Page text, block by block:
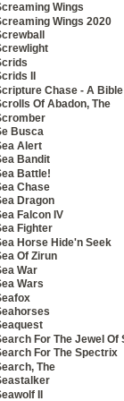
Wings
Wings 2020
II
Chase - A Bible
Of Abadon, The
Busca
Alert
Bandit
Battle!
Chase
Dragon
Falcon IV
Fighter
Horse Hide'n Seek
Of Zirun
War
Wars
For The Jewel Of
For The Spectrix
The
II